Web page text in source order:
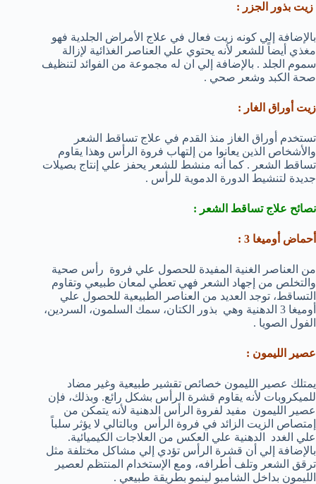
زيت بذور الجزر :
بالإضافة إلي كونه زيت فعال في علاج الأمراض الجلدية فهو
مغذي أيضاً للشعر لأنه يحتوي علي العناصر الغذائية لإزالة
سموم الجلد . بالإضافة إلي ان له مجموعة من الفوائد لتنظيف
صحة الكبد وشعر صحي .
زيت أوراق الغار :
تستخدم أوراق الغاز منذ القدم في علاج تساقط الشعر
والأشخاص الذين يعانوا من إلتهاب فروة الرأس وهذا يقاوم
تساقط الشعر . كما أنه منشط للشعر يحفز علي إنتاج بصيلات
جديدة لتنشيط الدورة الدموية للرأس .
نصائح علاج تساقط الشعر :
أحماض أوميغا 3 :
من العناصر الغنية المفيدة للحصول علي فروة رأس صحية
والتخلص من إجهاد الشعر فهي تعطي لمعان طبيعي وتقاوم
التساقط، توجد العديد من العناصر الطبيعية للحصول علي
أوميغا 3 الدهنية وهي بذور الكتان، سمك السلمون، السردين،
الفول الصويا .
عصير الليمون :
يمتلك عصير الليمون خصائص تقشير طبيعية وغير مضاد
للميكروبات لأنه يقاوم قشرة الرأس بشكل رائع. وبذلك، فإن
عصير الليمون مفيد لفروة الرأس الدهنية لأنه يتمكن من
إمتصاص الزيت الزائد في فروة الرأس وبالتالي لا يؤثر سلباً
علي الغدد الدهنية علي العكس من العلاجات الكيميائية.
بالإضافة إلي أن قشرة الرأس تؤدي إلي مشاكل مختلفة مثل
ترقق الشعر وتلف أطرافه، ومع الإستخدام المنتظم لعصير
الليمون بداخل الشامبو لينمو بطريقة طبيعي .